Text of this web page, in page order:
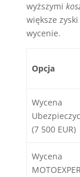
wyższymi
większe
wycenie.
Opcja
Wycena
(7 500 EUR)
Wycena